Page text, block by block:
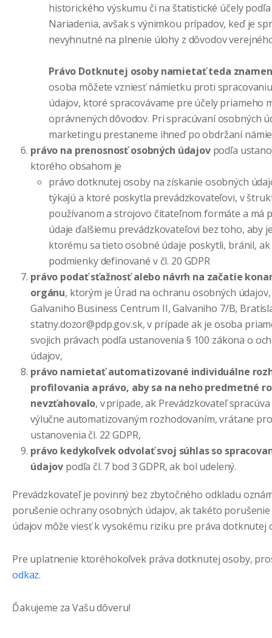
historického výskumu či na štatistické účely podľa
Nariadenia, avšak s výnimkou prípadov, keď je
nevyhnutné na plnenie úlohy z dôvodov
Právo Dotknutej osoby namietať teda
osoba môžete vzniesť námietku proti
údajov, ktoré spracovávame pre účely priameho
oprávnených dôvodov. Pri spracúvaní osobných
marketingu prestaneme ihneď po obdržaní
právo na prenosnosť osobných údajovpodľa
ktorého obsahom je
právo dotknutej osoby na získanie osobných
týkajú a ktoré poskytla prevádzkovateľovi, v
používanom a strojovo čitateľnom formáte a má
údaje ďalšiemu prevádzkovateľovi bez toho, aby
ktorému sa tieto osobné údaje poskytli, bránil,
podmienky definované v čl. 20 GDPR
právo podať sťažnosť alebo návrh na začatie
orgánu, ktorým je Úrad na ochranu osobných
Galvaniho Business Centrum II, Galvaniho 7/B,
statny.dozor@pdp.gov.sk, v prípade ak je osoba
svojich právach podľa ustanovenia § 100 zákona o
údajov,
právo namietať automatizované individuálne
profilovania a právo, aby sa na neho predmetné
nevzťahovalo, v prípade, ak Prevádzkovateľ
výlučne automatizovaným rozhodovaním, vrátane
ustanovenia čl. 22 GDPR,
právo kedykoľvek odvolať svoj súhlas so
údajov podľa čl. 7 bod 3 GDPR, ak bol udelený.
Prevádzkovateľ je povinný bez zbytočného odkladu
porušenie ochrany osobných údajov, ak takéto
údajov môže viesť k vysokému riziku pre práva dotknutej
Pre uplatnenie ktoréhokoľvek práva dotknutej osoby,
odkaz.
Ďakujeme za Vašu dôveru!